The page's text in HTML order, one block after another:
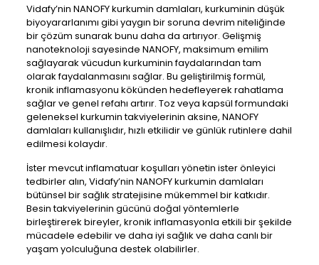
Vidafy’nin NANOFY kurkumin damlaları, kurkuminin düşük
biyoyararlanımı gibi yaygın bir soruna devrim niteliğinde
bir çözüm sunarak bunu daha da artırıyor. Gelişmiş
nanoteknoloji sayesinde NANOFY, maksimum emilim
sağlayarak vücudun kurkuminin faydalarından tam
olarak faydalanmasını sağlar. Bu geliştirilmiş formül,
kronik inflamasyonu kökünden hedefleyerek rahatlama
sağlar ve genel refahı artırır. Toz veya kapsül formundaki
geleneksel kurkumin takviyelerinin aksine, NANOFY
damlaları kullanışlıdır, hızlı etkilidir ve günlük rutinlere dahil
edilmesi kolaydır.
İster mevcut inflamatuar koşulları yönetin ister önleyici
tedbirler alın, Vidafy’nin NANOFY kurkumin damlaları
bütünsel bir sağlık stratejisine mükemmel bir katkıdır.
Besin takviyelerinin gücünü doğal yöntemlerle
birleştirerek bireyler, kronik inflamasyonla etkili bir şekilde
mücadele edebilir ve daha iyi sağlık ve daha canlı bir
yaşam yolculuğuna destek olabilirler.